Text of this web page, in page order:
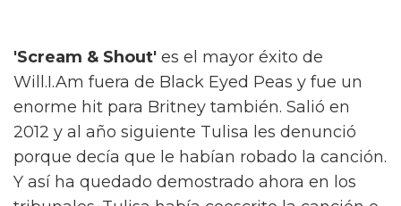
'Scream & Shout' es el mayor éxito de
Will.I.Am fuera de Black Eyed Peas y fue un
enorme hit para Britney también. Salió en
2012 y al año siguiente Tulisa les denunció
porque decía que le habían robado la canción.
Y así ha quedado demostrado ahora en los